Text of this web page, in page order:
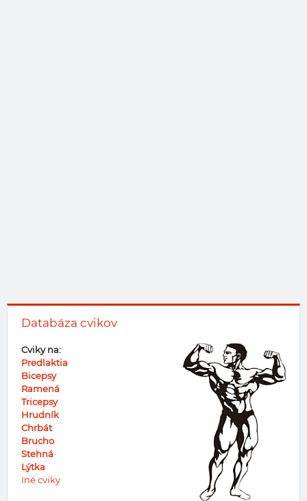
Databáza cvikov
Cviky na:
Predlaktia
Bicepsy
Ramená
Tricepsy
Hrudník
Chrbát
Brucho
Stehná
Lýtka
Iné cviky